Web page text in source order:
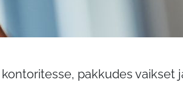
pakkudes vaikset